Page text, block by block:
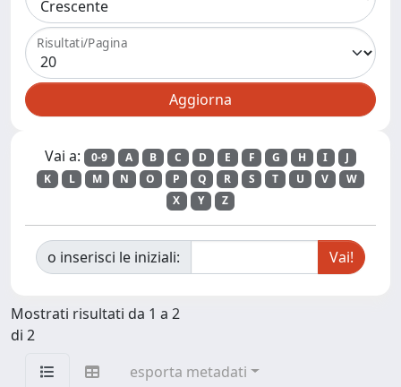
Risultati/Pagina
Vai a: 0-9 A B C D E F G H I
J
K
L M N O P Q R S T U V
W
X
Y Z
o inserisci le iniziali:
Mostrati risultati da 1 a 2
di 2
esporta metadati